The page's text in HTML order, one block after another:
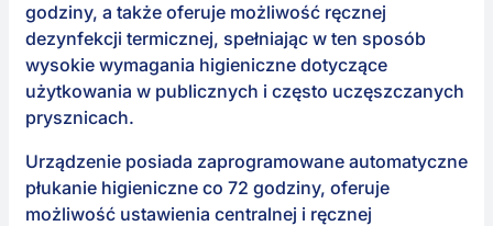
godziny, a także oferuje możliwość ręcznej
dezynfekcji termicznej, spełniając w ten sposób
wysokie wymagania higieniczne dotyczące
użytkowania w publicznych i często uczęszczanych
prysznicach.
Urządzenie posiada zaprogramowane automatyczne
płukanie higieniczne co 72 godziny, oferuje
możliwość ustawienia centralnej i ręcznej